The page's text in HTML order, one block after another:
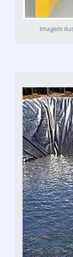
Imagem